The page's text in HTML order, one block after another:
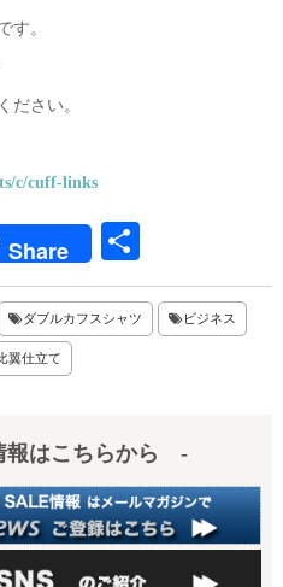
す。
ださい。
c/cuff-links
Share
有
ダブルカフスシャツ ビジネス
翼仕立て
はこちらから -